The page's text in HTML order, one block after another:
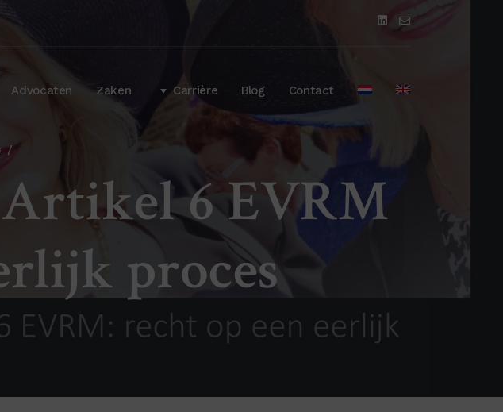
Advocaten Zaken Carrière Blog Contact
6 EVRM
proces